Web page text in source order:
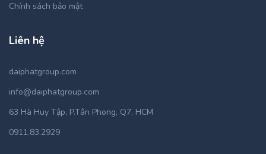
Chính sách bảo mật
Liên hệ
daiphatgroup.com
info@daiphatgroup.com
63 Hà Huy Tập, P.Tân Phong, Q7, HCM
0911.83.2929